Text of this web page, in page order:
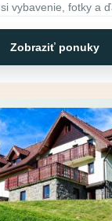
vybavenie, fotky a
Zobraziť ponuky